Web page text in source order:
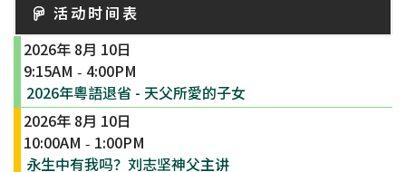
活动时间表
2026年 8月 10日
9:15AM - 4:00PM
2026年粵語退省 - 天父所愛的子女
2026年 8月 10日
10:00AM - 1:00PM
永生中有我吗？刘志坚神父主讲